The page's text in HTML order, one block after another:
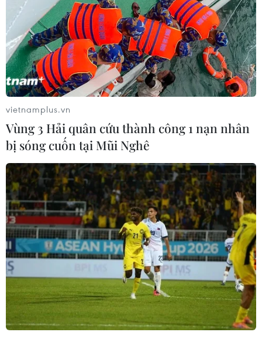
trực tiếp đi thị sát, kiểm tra phòng chống dịch tại tâm
dịch tại thành phố Chí Linh, Hải Dương.
Quảng Ninh: 15 người mắc COVID-19
được công bố khỏi bệnh
18/02/2021 09:07
Các bệnh nhân COVID-19 số 1573, 1566 và 1951 được
điều trị tại Bệnh viện số 2 (Bệnh viện Phổi Quảng Ninh)
đều có kết quả xét nghiệm âm tính trên 3 lần với SARS-
vietnamplus.vn
Vùng 3 Hải quân cứu thành công 1 nạn nhân
bị sóng cuốn tại Mũi Nghê